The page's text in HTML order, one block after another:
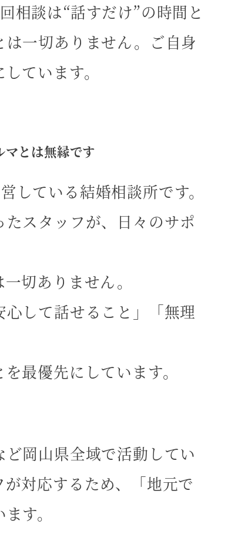
相談は“話すだけ”の時間と
一切ありません。ご自身
ています。
とは無縁です
ている結婚相談所です。
スタッフが、日々のサポ
切ありません。
して話せること」「無理
最優先にしています。
岡山県全域で活動してい
対応するため、「地元で
す。